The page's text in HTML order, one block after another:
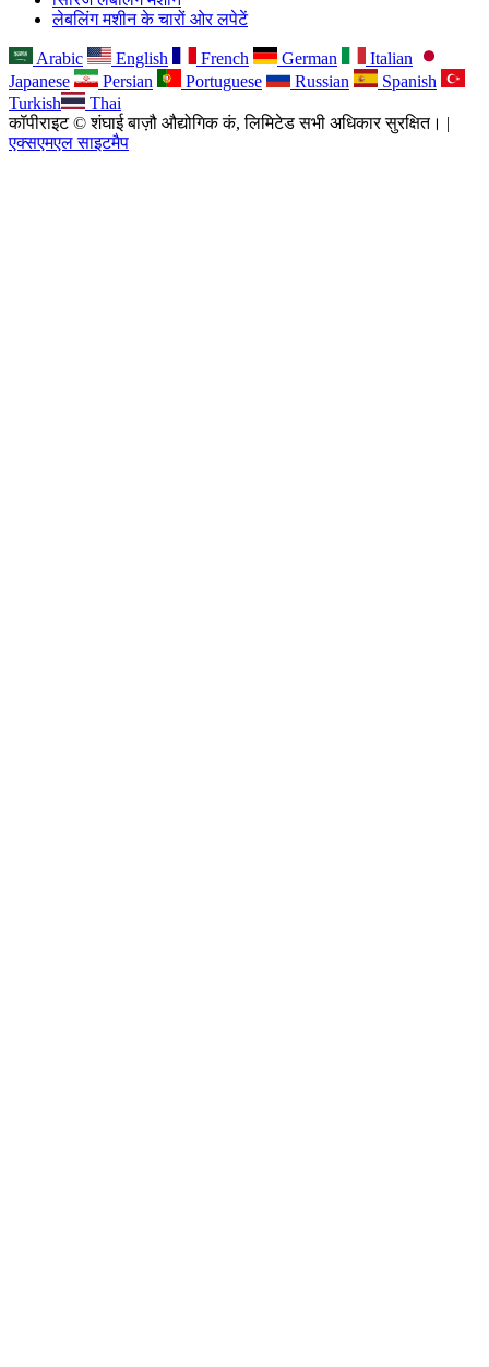
लेबलिंग मशीन के चारों ओर लपेटें
Arabic English French German
Italian
Japanese
Persian Portuguese Russian
Spanish
Turkish
Thai
कॉपीराइट © शंघाई बाज़ौ औद्योगिक कं, लिमिटेड सभी अधिकार सुरक्षित। |
एक्सएमएल साइटमैप